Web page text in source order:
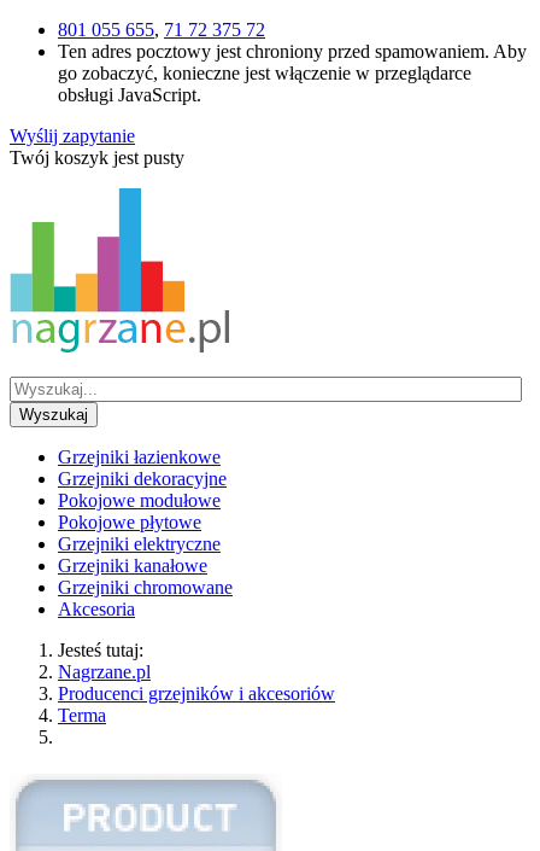
801 055 655, 71 72 375 72
Ten adres pocztowy jest chroniony przed spamowaniem. Aby
go zobaczyć, konieczne jest włączenie w przeglądarce
obsługi JavaScript.
Wyślij zapytanie
Twój koszyk jest pusty
Wyszukaj
Grzejniki łazienkowe
Grzejniki dekoracyjne
Pokojowe modułowe
Pokojowe płytowe
Grzejniki elektryczne
Grzejniki kanałowe
Grzejniki chromowane
Akcesoria
Jesteś tutaj:
Nagrzane.pl
Producenci grzejników i akcesoriów
Terma